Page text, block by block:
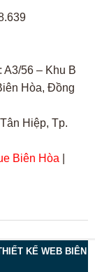
56 – Khu B
Hòa, Đồng
Hiệp, Tp.
Biên Hòa
KẾ WEB BIÊN